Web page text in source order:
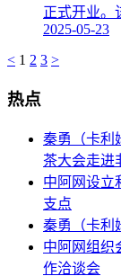
正式开业。
2025-05-23
< 1 2 3 >
热点
秦勇（卡利
茶大会走进
中阿网设立
支点
秦勇（卡利
中阿网组织
作洽谈会